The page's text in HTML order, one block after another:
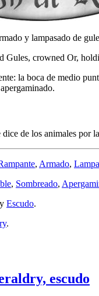
y lampasado de
Gules, crowned Or,
la boca de medio
dice de los animales por
, Armado,
, Sombreado,
y Escudo.
.
escudo